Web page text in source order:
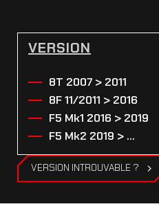
VERSION
8T 2007 > 2011
8F 11/2011 > 2016
F5 Mk1 2016 > 2019
F5 Mk2 2019 > ...
VERSION INTROUVABLE ?